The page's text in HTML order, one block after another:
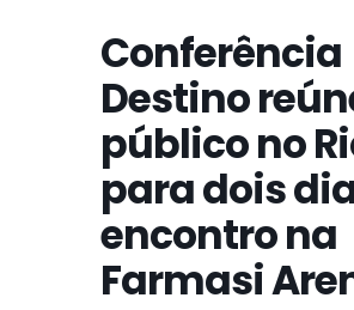
Conferência
Destino
público no
para dois
encontro na
Farmasi